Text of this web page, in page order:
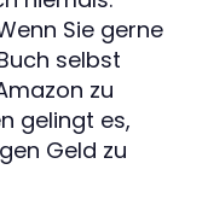
Sie gerne
selbst
zu
gelingt es,
Geld zu